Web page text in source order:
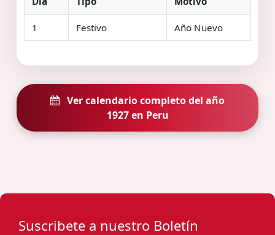
1 Festivo Año Nuevo
Ver calendario completo del año
1927 en Peru
Suscribete a nuestro Boletín